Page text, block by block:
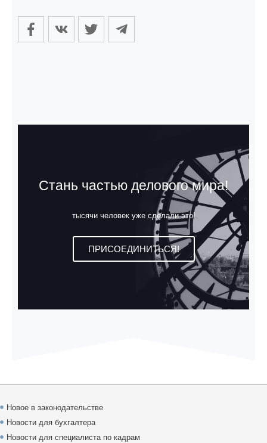
Стань частью делового мира!
тысячи человек уже сделали это!
ПРИСОЕДИНИТЬСЯ!
Новое в законодательстве
Новости для бухгалтера
Новости для специалиста по кадрам